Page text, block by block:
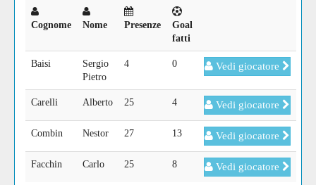
Cognome Nome Presenze
Goal
fatti
Baisi
Sergio
Pietro
4 0 Vedi giocatore
Carelli Alberto 25 4 Vedi giocatore
Combin Nestor 27 13 Vedi giocatore
Facchin Carlo 25 8 Vedi giocatore